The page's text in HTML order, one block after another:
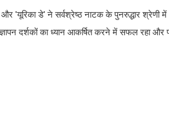
'यूरिका डे' ने सर्वश्रेष्ठ नाटक के पुनरुद्धार
दर्शकों का ध्यान आकर्षित करने में सफल रहा